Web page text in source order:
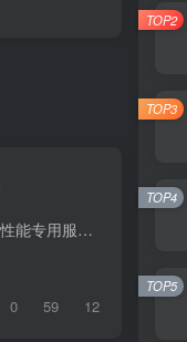
您是否正在寻找一台在马来西亚稳定、强大，并且能够提供真实世界可靠性能的高性能专用服务器 ？ ServerGigabit 在马来西亚提供专用服务器解决方案，配备完全独立资源、100 Mbps 网络带宽以及稳...
0 59 12
TOP2
TOP3
TOP4
TOP5